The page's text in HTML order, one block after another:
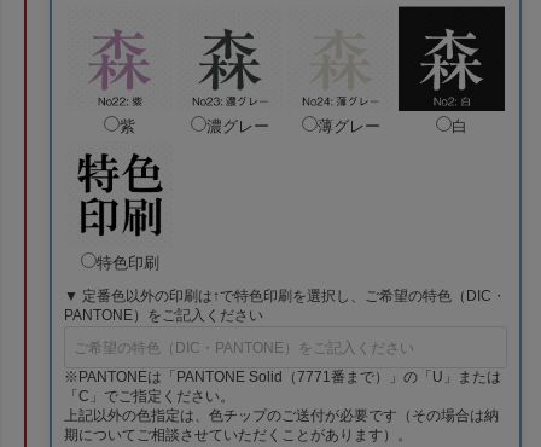
紫 濃グレー 薄グレー 白
特色印刷
▼ 定番色以外の印刷は↑で特色印刷を選択し、ご希望の特色（DIC・
PANTONE）をご記入ください
※PANTONEは「PANTONE Solid（7771番まで）」の「U」または
「C」でご指定ください。
上記以外の色指定は、色チップのご送付が必要です（その場合は納
期についてご相談させていただくことがあります）。